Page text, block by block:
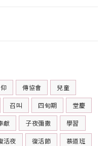
傳協會 兒童
召叫 四旬期 堂慶
獻 子夜彌撒 學習
活夜 復活節 慕道班